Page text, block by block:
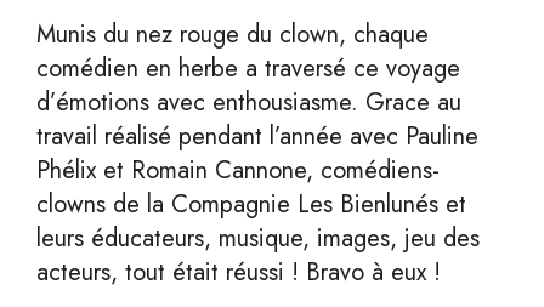
Munis du nez rouge du clown, chaque
comédien en herbe a traversé ce voyage
d’émotions avec enthousiasme. Grace au
travail réalisé pendant l’année avec Pauline
Phélix et Romain Cannone, comédiens-
clowns de la Compagnie Les Bienlunés et
leurs éducateurs, musique, images, jeu des
acteurs, tout était réussi ! Bravo à eux !